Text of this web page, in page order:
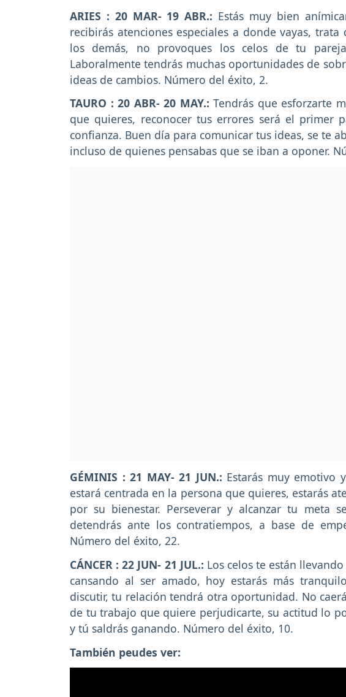
ARIES : 20 MAR- 19 ABR.: Estás muy bien
recibirás atenciones especiales a donde vayas,
los demás, no provoques los celos de tu
Laboralmente tendrás muchas oportunidades de
ideas de cambios. Número del éxito, 2.
TAURO : 20 ABR- 20 MAY.: Tendrás que esforzarte
que quieres, reconocer tus errores será el primer
confianza. Buen día para comunicar tus ideas, se te
incluso de quienes pensabas que se iban a oponer.
GÉMINIS : 21 MAY- 21 JUN.: Estarás muy emotivo
estará centrada en la persona que quieres, estarás
por su bienestar. Perseverar y alcanzar tu meta
detendrás ante los contratiempos, a base de
Número del éxito, 22.
CÁNCER : 22 JUN- 21 JUL.: Los celos te están
cansando al ser amado, hoy estarás más
discutir, tu relación tendrá otra oportunidad. No
de tu trabajo que quiere perjudicarte, su actitud lo
y tú saldrás ganando. Número del éxito, 10.
También peudes ver: